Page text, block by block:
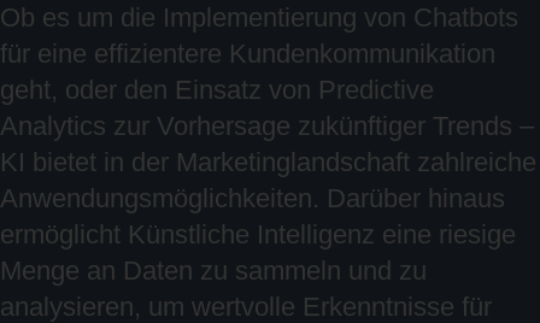
Ob es um die Implementierung von Chatbots
für eine effizientere Kundenkommunikation
geht, oder den Einsatz von Predictive
Analytics zur Vorhersage zukünftiger Trends –
KI bietet in der Marketinglandschaft zahlreiche
Anwendungsmöglichkeiten. Darüber hinaus
ermöglicht Künstliche Intelligenz eine riesige
Menge an Daten zu sammeln und zu
analysieren, um wertvolle Erkenntnisse für